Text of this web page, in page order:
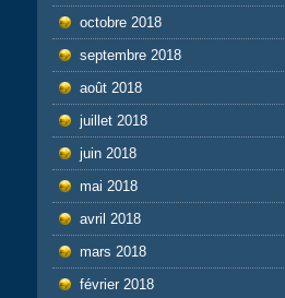
octobre 2018
septembre 2018
août 2018
juillet 2018
juin 2018
mai 2018
avril 2018
mars 2018
février 2018